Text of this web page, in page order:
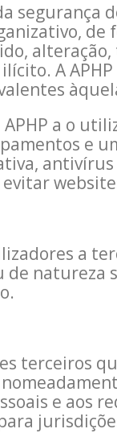
segurança
de
A
a o
e
a
natureza
terceiros
e aos